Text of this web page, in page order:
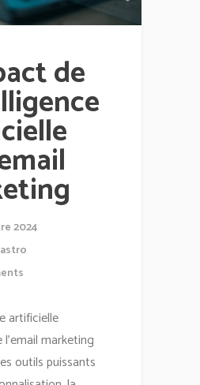
de
2024
artificielle
marketing
outils puissants